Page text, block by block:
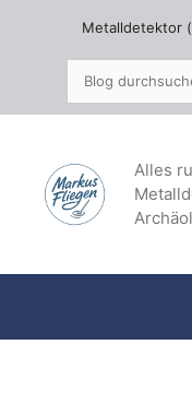
springen
Metalldetektor
Alles